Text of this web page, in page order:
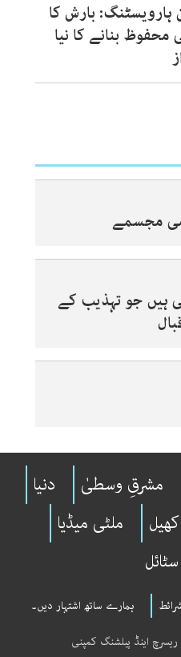
ہارویسٹنگ: بارش کا
محفوظ بنانے کا نیا
مجسمے
ہیں جو تہذیب کے
مشرقِ وسطیٰ
دنیا
کھیل
ملٹی میڈیا
ہمارے ساتھ اشتہار دیں۔
اینڈ پبلشنگ کمپنی